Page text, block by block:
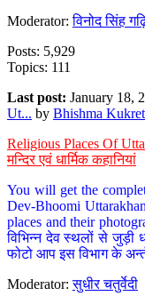
Moderator:विनोद सिंह
Posts: 5,929
Topics: 111
Last post: January 18,
Ut... by Bhishma
Religious Places Of
मन्दिर एवं धार्मिक कहानियां
You will get the
Dev-Bhoomi
places and their
विभिन्न देव स्थलों से जुड़ी
फोटो आप इस विभाग के
Moderator:सुधीर चतुर्वेदी